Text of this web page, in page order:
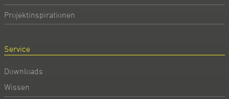
Projektinspirationen
Service
Downloads
Wissen